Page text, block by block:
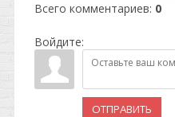
Всего комментариев: 0
Войдите:
ОТПРАВИТЬ